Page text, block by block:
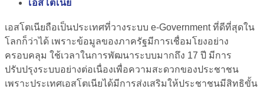
เอสโตเนีย
เอสโตเนียถือเป็นประเทศที่วางระบบ e-Government ที่ดีที่สุดใน
โลกก็ว่าได้ เพราะข้อมูลของภาครัฐมีการเชื่อมโยงอย่าง
ครอบคลุม ใช้เวลาในการพัฒนาระบบมากถึง 17 ปี มีการ
ปรับปรุงระบบอย่างต่อเนื่องเพื่อความสะดวกของประชาชน
เพราะประเทศเอสโตเนียได้มีการส่งเสริมให้ประชาชนมีสิทธิขั้น